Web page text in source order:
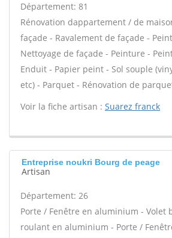
Département: 81
Rénovation dappartement / de
façade - Ravalement de façade -
Nettoyage de façade - Peinture -
Enduit - Papier peint - Sol souple
etc) - Parquet - Rénovation de
Voir la fiche artisan : Suarez franck
Entreprise noukri Bourg de peage
Artisan
Département: 26
Porte / Fenêtre en aluminium - Volet
roulant en aluminium - Porte /